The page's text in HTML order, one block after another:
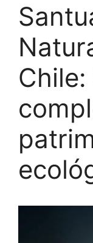
Chile: